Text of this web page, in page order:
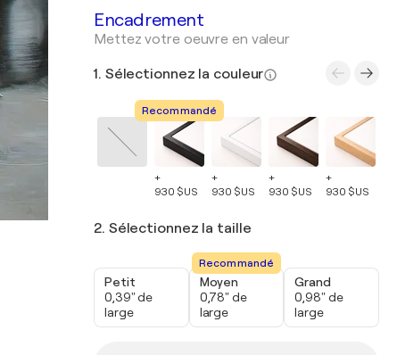
Encadrement
Mettez votre oeuvre en valeur
1. Sélectionnez la couleur
Recommandé
+
930 $US
+
930 $US
+
930 $US
+
930 $US
2. Sélectionnez la taille
Petit
0,39" de
large
Recommandé
Moyen
0,78" de
large
Grand
0,98" de
large